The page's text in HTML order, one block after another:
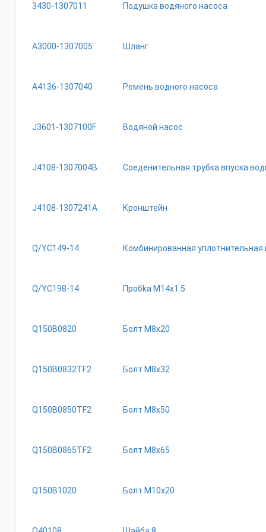
3430-1307011 Подушка водяного насоса
A3000-1307005 Шланг
A4136-1307040 Ремень водного насоса
J3601-1307100F Водяной насос
J4108-1307004B Соеденительная трубка впуска
J4108-1307241A Кронштейн
Q/YC149-14 Комбинированная
Q/YC198-14 Пpoбka M14x1.5
Q150B0820 Болт М8х20
Q150B0832TF2 Бoлт M8x32
Q150B0850TF2 Болт М8х50
Q150B0865TF2 Бoлт M8x65
Q150B1020 Бoлт M10x20